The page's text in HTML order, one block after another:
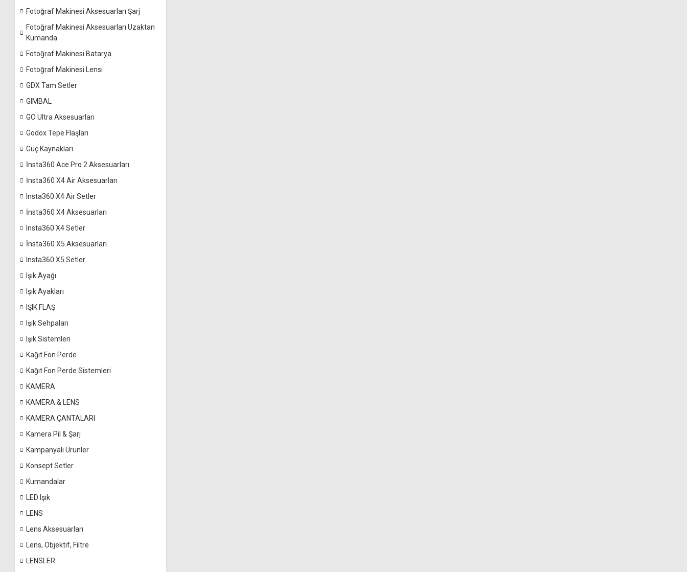
Fotoğraf Makinesi Aksesuarları Şarj
Fotoğraf Makinesi Aksesuarları Uzaktan
Kumanda
Fotoğraf Makinesi Batarya
Fotoğraf Makinesi Lensi
GDX Tam Setler
GIMBAL
GO Ultra Aksesuarları
Godox Tepe Flaşları
Güç Kaynakları
İnsta360 Ace Pro 2 Aksesuarları
İnsta360 X4 Air Aksesuarları
Insta360 X4 Air Setler
İnsta360 X4 Aksesuarları
Insta360 X4 Setler
İnsta360 X5 Aksesuarları
Insta360 X5 Setler
Işık Ayağı
Işık Ayakları
IŞIK FLAŞ
Işık Sehpaları
Işık Sistemleri
Kağıt Fon Perde
Kağıt Fon Perde Sistemleri
KAMERA
KAMERA & LENS
KAMERA ÇANTALARI
Kamera Pil & Şarj
Kampanyalı Ürünler
Konsept Setler
Kumandalar
LED Işık
LENS
Lens Aksesuarları
Lens, Objektif, Filtre
LENSLER